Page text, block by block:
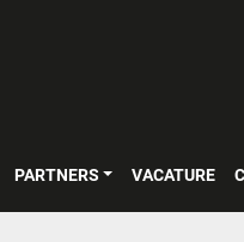
PARTNERS VACATURE